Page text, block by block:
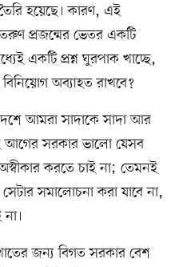
হয়েছে। কারণ, এই
প্রজন্মের ভেতর একটি
একটি প্রশ্ন ঘুরপাক খাচ্ছে,
অব্যাহত রাখবে?
আমরা সাদাকে সাদা আর
আগের সরকার ভালো যেসব
করতে চাই না; তেমনই
সমালোচনা করা যাবে না,
জন্য বিগত সরকার বেশ